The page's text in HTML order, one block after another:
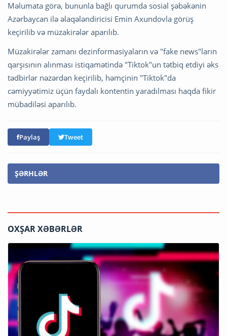
Məlumata görə, bununla bağlı qurumda sosial şəbəkənin
Azərbaycan ilə əlaqələndiricisi Emin Axundovla görüş
keçirilib və müzakirələr aparılıb.
Müzakirələr zamanı dezinformasiyaların və "fake news"ların
qarşısının alınması istiqamətində "Tiktok"un tətbiq etdiyi əks
tədbirlər nəzərdən keçirilib, həmçinin "Tiktok"da
cəmiyyətimiz üçün faydalı kontentin yaradılması haqda fikir
mübadiləsi aparılıb.
Paylaş Tweet
ŞƏRHLƏR
OXŞAR XƏBƏRLƏR